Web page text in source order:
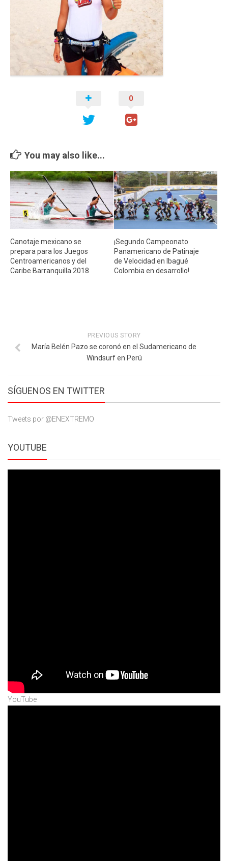
Cambio Climático
0
You may also like...
Canotaje mexicano se
prepara para los Juegos
Centroamericanos y del
Caribe Barranquilla 2018
¡Segundo Campeonato
Panamericano de Patinaje
de Velocidad en Ibagué
Colombia en desarrollo!
PREVIOUS STORY
María Belén Pazo se coronó en el Sudamericano de
Windsurf en Perú
SÍGUENOS EN TWITTER
Tweets por @ENEXTREMO
YOUTUBE
YouTube